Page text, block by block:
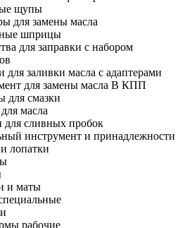
щупы
для замены масла
шприцы
для заправки с набором
для заливки масла с адаптерами
для замены масла В КПП
смазки
масла
для сливных пробок
инструмент и принадлежности
лопатки
и маты
рабочие